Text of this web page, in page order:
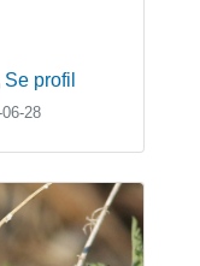
Se profil
28